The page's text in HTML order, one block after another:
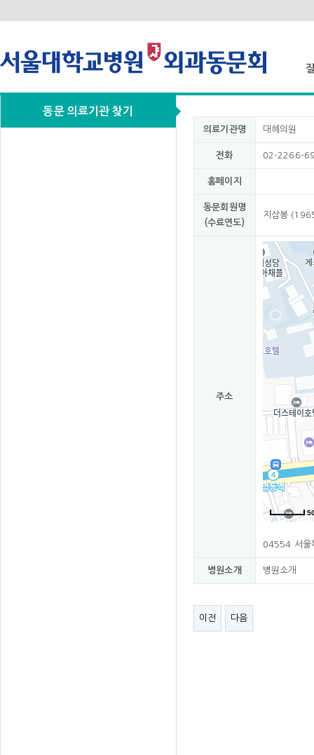
동문 의료기관 찾기
의료기관명 대혜의원
전화 02-2266-
홈페이지
동문회원명
(수료연도)
지삼봉
주소
04554 서울
병원소개 병원소개
이전 다음